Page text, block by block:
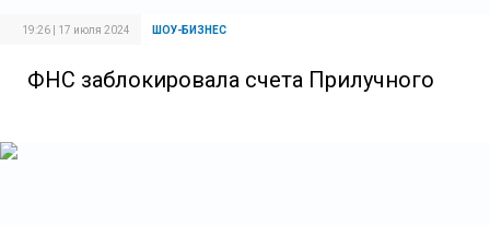
19:26 | 17 июля 2024 ШОУ-БИЗНЕС
ФНС заблокировала счета Прилучного